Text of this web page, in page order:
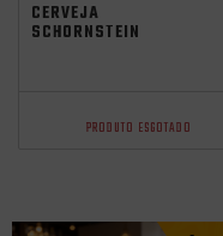
CERVEJA
SCHORNSTEIN
PRODUTO ESGOTADO